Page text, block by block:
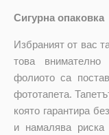
Сигурна опаковка
Избраният от вас
това
фолиото са
фототапета.
която гарантира
и намалява